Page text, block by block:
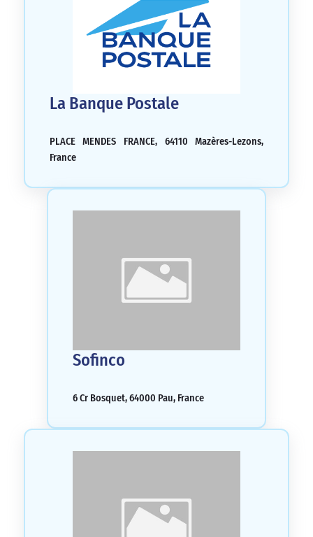
La Banque Postale
PLACE MENDES FRANCE, 64110 Mazères-Lezons,
France
Sofinco
6 Cr Bosquet, 64000 Pau, France